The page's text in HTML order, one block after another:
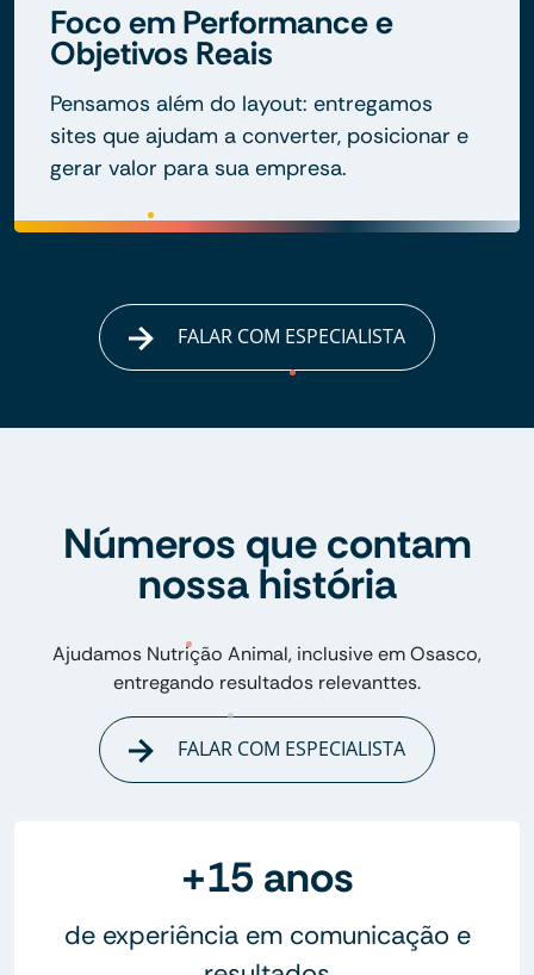
Foco em Performance e
Objetivos Reais
Pensamos além do layout: entregamos
sites que ajudam a converter, posicionar e
gerar valor para sua empresa.
FALAR COM ESPECIALISTA
Números que contam
nossa história
Ajudamos Nutrição Animal, inclusive em Osasco,
entregando resultados relevanttes.
FALAR COM ESPECIALISTA
+15 anos
de experiência em comunicação e